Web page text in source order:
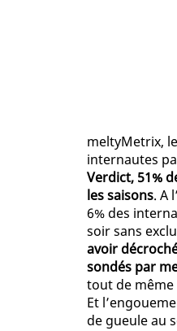
meltyMetrix,
internautes
Verdict, 51%
les saisons. A
6% des
soir sans
avoir
sondés par
tout de
Et
de gueule au